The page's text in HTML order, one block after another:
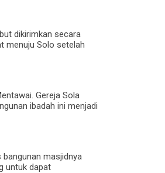
dikirimkan secara
menuju Solo setelah
Gereja Sola
ibadah ini menjadi
masjidnya
untuk dapat